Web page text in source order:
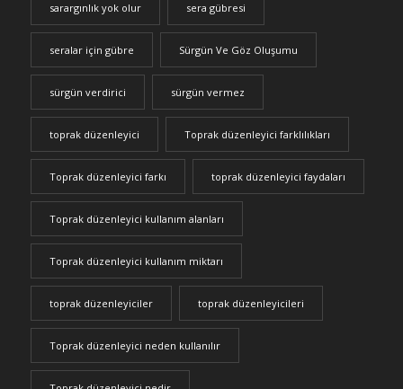
sarargınlık yok olur sera gübresi
seralar için gübre Sürgün Ve Göz Oluşumu
sürgün verdirici sürgün vermez
toprak düzenleyici Toprak düzenleyici farklılıkları
Toprak düzenleyici farkı toprak düzenleyici faydaları
Toprak düzenleyici kullanım alanları
Toprak düzenleyici kullanım miktarı
toprak düzenleyiciler toprak düzenleyicileri
Toprak düzenleyici neden kullanılır